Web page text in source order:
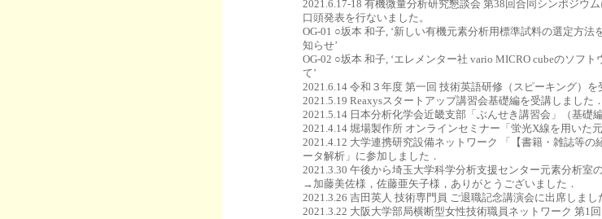
2021.6.17-18 有機微量分析研究懇談会 第38回合同シンポジウ
口頭発表を行ないました。
OG-01 ○坂本 和子, ‘新しい有機元素分析用標準試料の選定方
知らせ’
OG-02 ○坂本 和子, ‘エレメンター社 vario MICRO cubeのソフ
て’
2021.6.14 令和３年度 第一回 技術英語研修（スピーキング）を
2021.5.19 Reaxysスタートアップ講習会基礎編を受講しました．
2021.5.14 日本分析化学会近畿支部「ぶんせき講習会」（基礎
2021.4.14 堀場製作所 オンラインセミナー「蛍光X線を用いた
2021.4.12 大学連携研究設備ネットワーク 「【書籍・雑誌等の
ータ解析」に参加しました．
2021.3.30 午後から埼玉大学科学分析支援センター元素分析室
→加藤美佐様，佐藤亜矢子様，ありがとうございました．
2021.3.26 吉田英人 技術専門員 ご退職記念講演会に出席しまし
2021.3.22 大阪大学部局横断型女性技術職員ネットワーク 第1